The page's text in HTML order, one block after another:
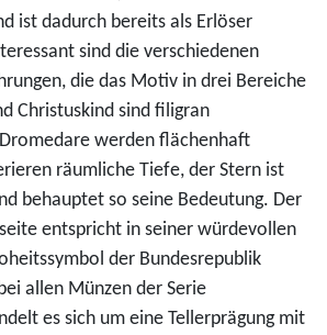
ist dadurch bereits als Erlöser
sind die verschiedenen
die das Motiv in drei Bereiche
Christuskind sind filigran
werden flächenhaft
räumliche Tiefe, der Stern ist
behauptet so seine Bedeutung. Der
entspricht in seiner würdevollen
der Bundesrepublik
allen Münzen der Serie
es sich um eine Tellerprägung mit